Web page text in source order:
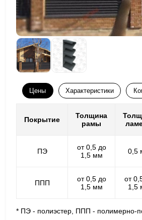
Цены Характеристики
Покрытие
Толщина
рамы
ПЭ
от 0,5 до
1,5 мм
0,5
ППП
от 0,5 до
1,5 мм
от
1,5
* ПЭ - полиэстер, ППП - полимерно-